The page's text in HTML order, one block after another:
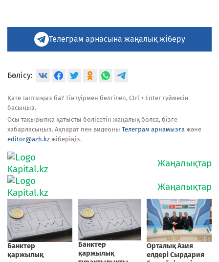
Телеграм арнасына жаңалық жіберу
Бөлісу:
Қате таптыңыз ба? Тінтуірмен белгілеп, Ctrl + Enter түймесін
басыңыз.
Осы тақырыпқа қатысты бөлісетін жаңалық болса, бізге
хабарласыңыз. Ақпарат пен видеоны Телеграм арнамызға және
editor@azh.kz жіберіңіз.